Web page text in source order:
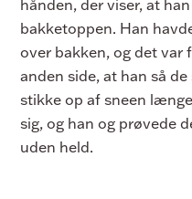
hånden, der viser, at
bakketoppen. Han
over bakken, og det var
anden side, at han så
stikke op af sneen
sig, og han og prøvede
uden held.